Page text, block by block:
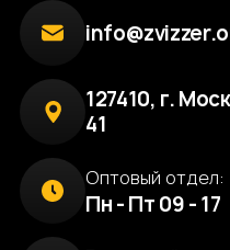
127410, г.
41
Оптовый отдел:
Пн - Пт 09 - 17